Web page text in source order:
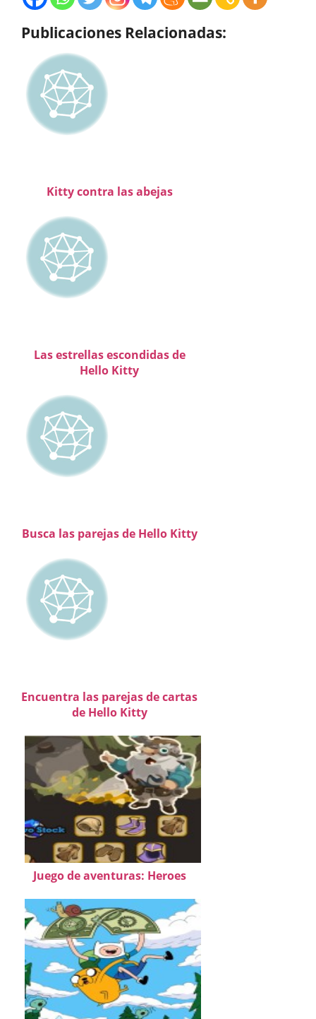
Publicaciones Relacionadas:
Kitty contra las abejas
Las estrellas escondidas de
Hello Kitty
Busca las parejas de Hello Kitty
Encuentra las parejas de cartas
de Hello Kitty
Juego de aventuras: Heroes